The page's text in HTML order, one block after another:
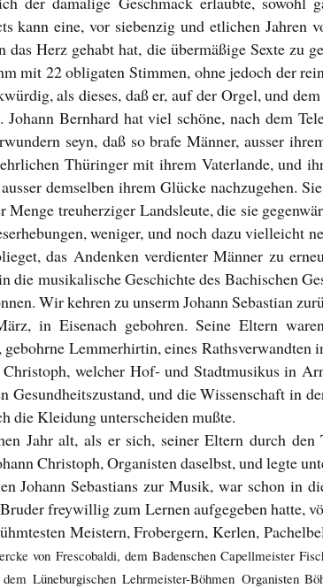
kann eine, vor siebenzig und etlichen Jahren
Herz gehabt hat, die übermäßige Sexte zu
mit 22 obligaten Stimmen, ohne jedoch der
als dieses, daß er, auf der Orgel, und
Bernhard hat viel schöne, nach dem
seyn, daß so brafe Männer, ausser
Thüringer mit ihrem Vaterlande, und
demselben ihrem Glücke nachzugehen.
Menge treuherziger Landsleute, die sie
weniger, und noch dazu vielleicht
das Andenken verdienter Männer zu
die musikalische Geschichte des Bachischen
Wir kehren zu unserm Johann Sebastian
in Eisenach gebohren. Seine Eltern
Lemmerhirtin, eines Rathsverwandten
welcher Hof- und Stadtmusikus in
Gesundheitszustand, und die Wissenschaft in
die Kleidung unterscheiden mußte.
Jahr alt, als er sich, seiner Eltern durch den
Christoph, Organisten daselbst, und legte
Johann Sebastians zur Musik, war schon in
freywillig zum Lernen aufgegeben hatte,
Meistern, Frobergern, Kerlen,
von Frescobaldi, dem Badenschen Capellmeister
Lüneburgischen Lehrmeister-Böhmen Organisten